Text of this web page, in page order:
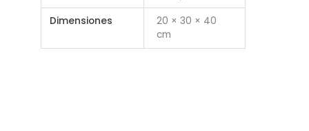
Dimensiones
20 × 30 × 40
cm